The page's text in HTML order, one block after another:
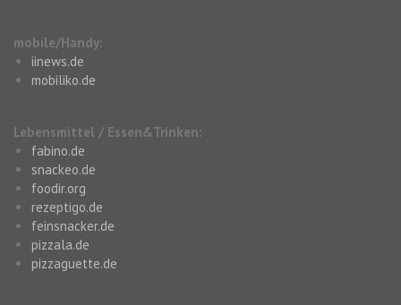
mobile/Handy:
iinews.de
mobiliko.de
Lebensmittel / Essen&Trinken:
fabino.de
snackeo.de
foodir.org
rezeptigo.de
feinsnacker.de
pizzala.de
pizzaguette.de